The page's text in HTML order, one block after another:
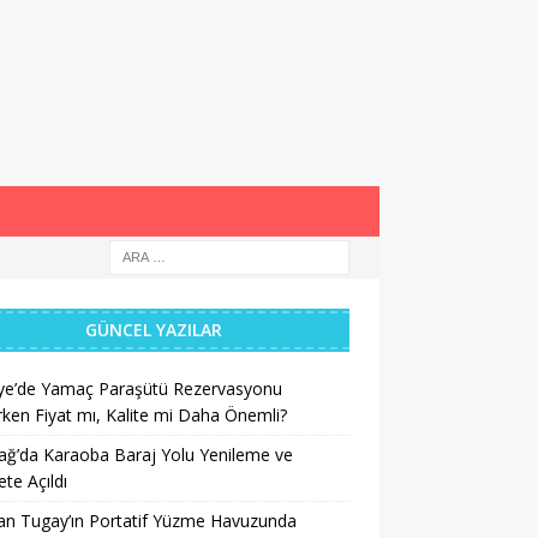
GÜNCEL YAZILAR
Yamaç Paraşütü Rezervasyonu
Fiyat mı, Kalite mi Daha Önemli?
Karaoba Baraj Yolu Yenileme ve
Açıldı
Tugay’ın Portatif Yüzme Havuzunda